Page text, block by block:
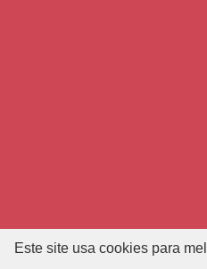
Este site usa cookies para